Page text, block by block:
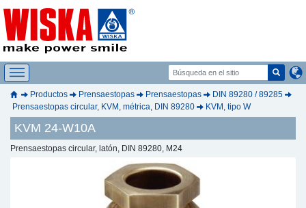
Productos Prensaestopas Prensaestopas
DIN 89280 / 89285
Prensaestopas circular, KVM, métrica, DIN 89280
KVM, tipo W
KVM 24-W10A
Prensaestopas circular, latón, DIN 89280, M24